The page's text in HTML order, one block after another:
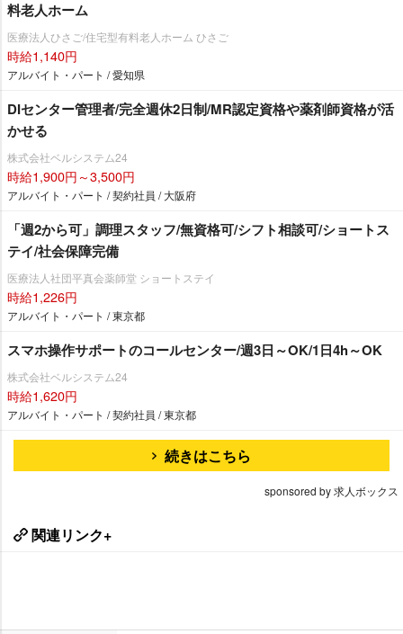
料老人ホーム
医療法人ひさご/住宅型有料老人ホーム ひさご
時給1,140円
アルバイト・パート / 愛知県
DIセンター管理者/完全週休2日制/MR認定資格や薬剤師資格が活
かせる
株式会社ベルシステム24
時給1,900円～3,500円
アルバイト・パート / 契約社員 / 大阪府
「週2から可」調理スタッフ/無資格可/シフト相談可/ショートス
テイ/社会保障完備
医療法人社団平真会薬師堂 ショートステイ
時給1,226円
アルバイト・パート / 東京都
スマホ操作サポートのコールセンター/週3日～OK/1日4h～OK
株式会社ベルシステム24
時給1,620円
アルバイト・パート / 契約社員 / 東京都
続きはこちら
sponsored by 求人ボックス
関連リンク+